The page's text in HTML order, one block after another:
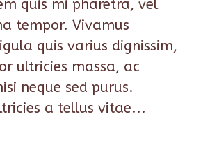
quis mi pharetra, vel
tempor. Vivamus
quis varius dignissim,
ultricies massa, ac
neque sed purus.
a tellus vitae...